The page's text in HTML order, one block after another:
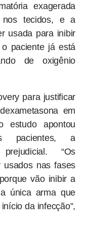
exagerada
nos tecidos, e a
usada para inibir
paciente já está
de oxigênio
para justificar
em
estudo apontou
pacientes, a
“Os
usados nas fases
vão inibir a
única arma que
da infecção”,